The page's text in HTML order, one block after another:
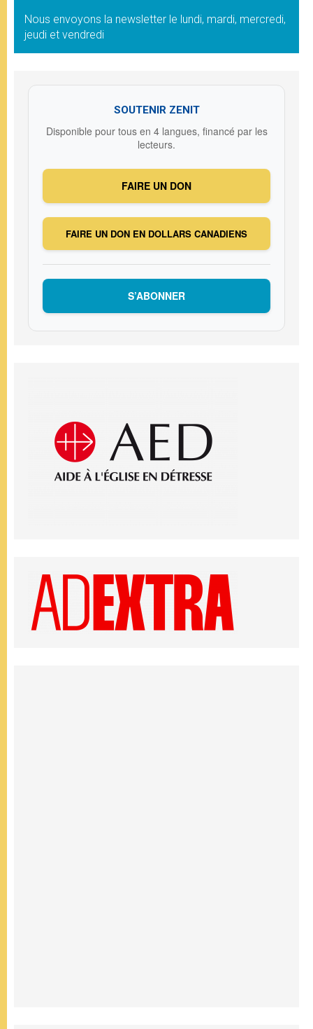
Nous envoyons la newsletter le lundi, mardi, mercredi,
jeudi et vendredi
SOUTENIR ZENIT
Disponible pour tous en 4 langues, financé par les
lecteurs.
FAIRE UN DON
FAIRE UN DON EN DOLLARS CANADIENS
S’ABONNER